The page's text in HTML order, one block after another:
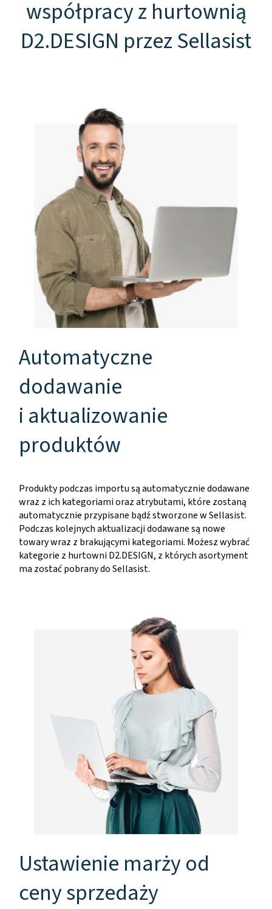
współpracy z hurtownią
D2.DESIGN przez Sellasist
Automatyczne
dodawanie
i aktualizowanie
produktów
Produkty podczas importu są automatycznie dodawane
wraz z ich kategoriami oraz atrybutami, które zostaną
automatycznie przypisane bądź stworzone w Sellasist.
Podczas kolejnych aktualizacji dodawane są nowe
towary wraz z brakującymi kategoriami. Możesz wybrać
kategorie z hurtowni D2.DESIGN, z których asortyment
ma zostać pobrany do Sellasist.
Ustawienie marży od
ceny sprzedaży